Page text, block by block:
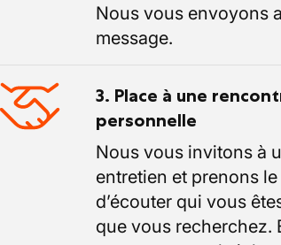
Nous vous envoyons
message.
3. Place à une
personnelle
Nous vous invitons à
entretien et prenons
d’écouter qui vous
que vous recherchez.